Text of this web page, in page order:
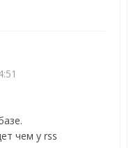
чем у rss